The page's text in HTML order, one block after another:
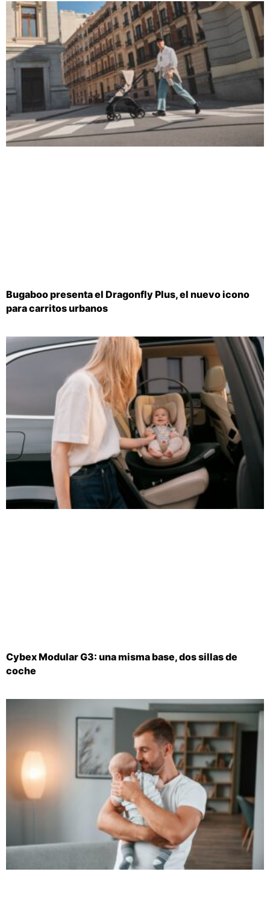
Bugaboo presenta el Dragonfly Plus, el nuevo icono
para carritos urbanos
Cybex Modular G3: una misma base, dos sillas de
coche